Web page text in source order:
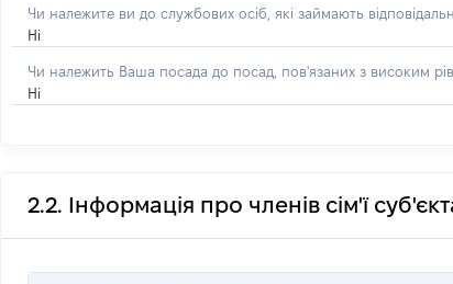
Чи належите ви до службових осіб, які займають
Ні
Чи належить Ваша посада до посад, пов'язаних з високим
Ні
2.2. Інформація про членів сім'ї